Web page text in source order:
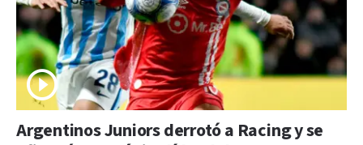
Argentinos Juniors derrotó a Racing y se